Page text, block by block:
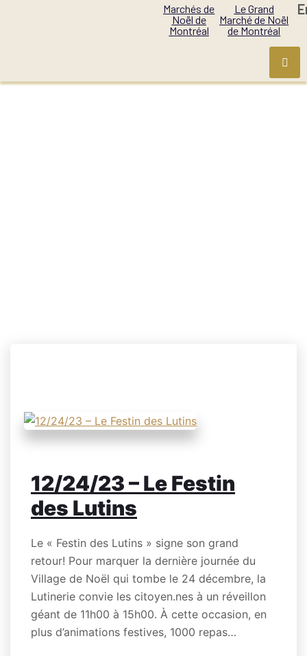
Marchés de
Noël de
Montréal
Le Grand
Marché de Noël
de Montréal
12/24/23 – Le Festin
des Lutins
Le « Festin des Lutins » signe son grand
retour! Pour marquer la dernière journée du
Village de Noël qui tombe le 24 décembre, la
Lutinerie convie les citoyen.nes à un réveillon
géant de 11h00 à 15h00. À cette occasion, en
plus d’animations festives, 1000 repas…